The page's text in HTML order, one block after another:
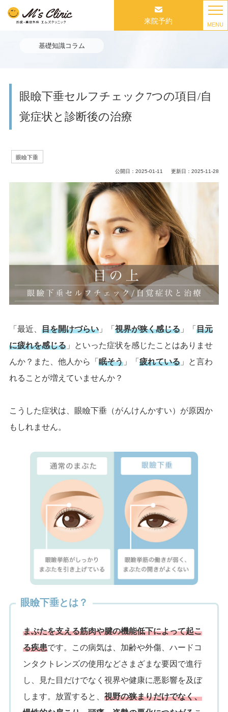
来院予約 MENU
基礎知識コラム
眼瞼下垂セルフチェック7つの項目/自
覚症状と診断後の治療
眼瞼下垂
公開日：2025-01-11 更新日：2025-11-28
「最近、 目を開けづらい」「 視界が狭く感じる」「 目元
に疲れを感じる」といった症状を感じたことはありませ
んか？また、他人から「 眠そう」「 疲れている」と言わ
れることが増えていませんか？
こうした症状は、眼瞼下垂（がんけんかすい）が原因か
もしれません。
眼瞼下垂とは？
まぶたを支える筋肉や腱の機能低下によって起こ
る疾患です。この病気は、加齢や外傷、ハードコ
ンタクトレンズの使用などさまざまな要因で進行
し、見た目だけでなく視界や健康に悪影響を及ぼ
します。放置すると、 視野の狭まりだけでなく、